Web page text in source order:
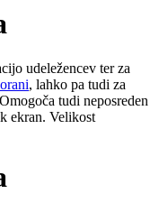
udeležencev ter za
, lahko pa tudi za
tudi neposreden
ekran. Velikost